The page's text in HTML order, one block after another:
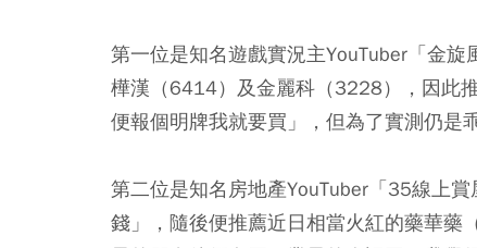
第一位是知名遊戲實況主YouTuber「金
樺漢（6414）及金麗科（3228），因此
便報個明牌我就要買」，但為了實測仍是
第二位是知名房地產YouTuber「35線上
錢」，隨後便推薦近日相當火紅的藥華藥